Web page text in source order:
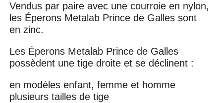
Vendus par paire avec une courroie en nylon,
les Éperons Metalab Prince de Galles sont
en zinc.
Les Éperons Metalab Prince de Galles
possèdent une tige droite et se déclinent :
en modèles enfant, femme et homme
plusieurs tailles de tige